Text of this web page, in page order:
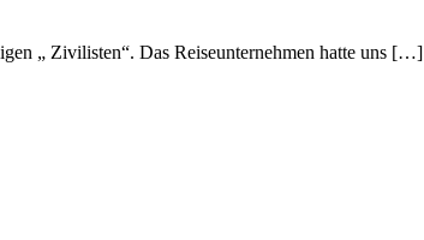
„ Zivilisten“. Das Reiseunternehmen hatte uns […]